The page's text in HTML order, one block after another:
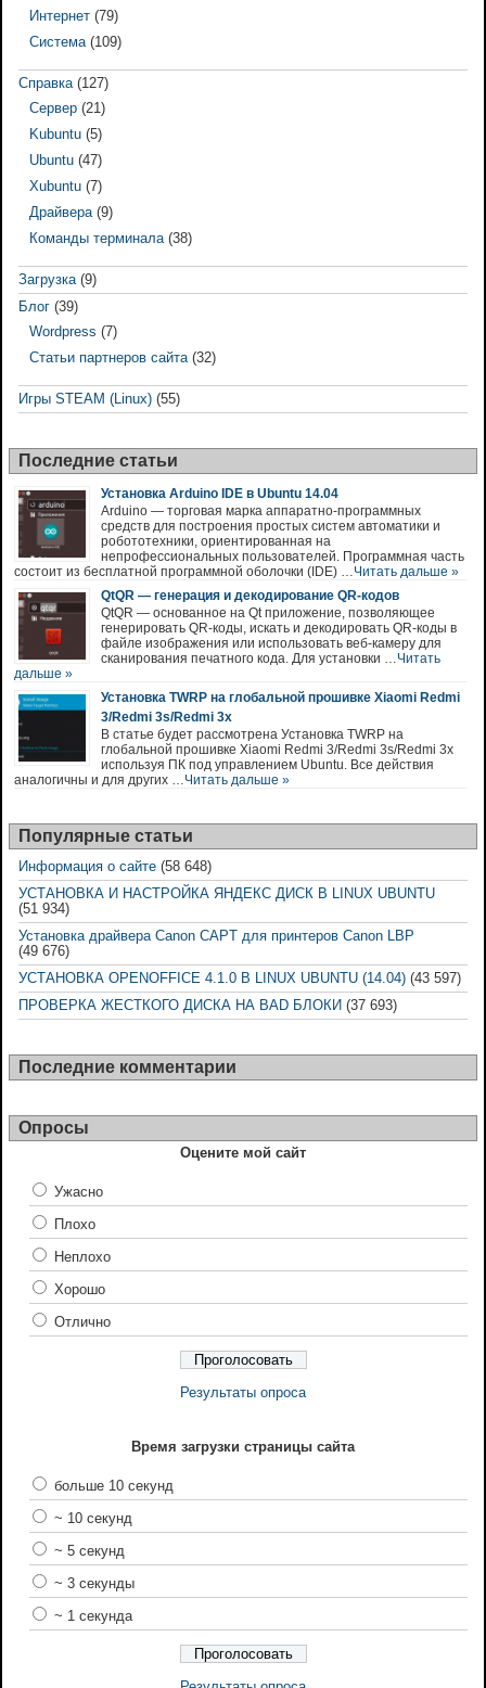
Интернет (79)
Система(109)
Справка(127)
Сервер (21)
Kubuntu (5)
Ubuntu (47)
Xubuntu (7)
Драйвера(9)
Команды терминала(38)
Загрузка(9)
Блог (39)
Wordpress (7)
Статьи партнеров сайта(32)
Игры STEAM (Linux) (55)
Последние статьи
Установка Arduino IDE в Ubuntu 14.04
Arduino — торговая марка аппаратно-программных
средств для построения простых систем автоматики и
робототехники, ориентированная на
непрофессиональных пользователей. Программная часть
состоит из бесплатной программной оболочки (IDE) …Читать дальше »
QtQR — генерация и декодирование QR-кодов
QtQR — основанное на Qt приложение, позволяющее
генерировать QR-коды, искать и декодировать QR-коды в
файле изображения или использовать веб-камеру для
сканирования печатного кода. Для установки …Читать
дальше »
Установка TWRP на глобальной прошивке Xiaomi Redmi
3/Redmi 3s/Redmi 3x
В статье будет рассмотрена Установка TWRP на
глобальной прошивке Xiaomi Redmi 3/Redmi 3s/Redmi 3x
используя ПК под управлением Ubuntu. Все действия
аналогичны и для других …Читать дальше »
Популярные статьи
Информация о сайте (58 648)
УСТАНОВКА И НАСТРОЙКА ЯНДЕКС ДИСК В LINUX UBUNTU
(51 934)
Установка драйвера Canon CAPT для принтеров Canon LBP
(49 676)
УСТАНОВКА OPENOFFICE 4.1.0 В LINUX UBUNTU (14.04) (43 597)
ПРОВЕРКА ЖЕСТКОГО ДИСКА НА BAD БЛОКИ (37 693)
Последние комментарии
Опросы
Оцените мой сайт
Ужасно
Плохо
Неплохо
Хорошо
Отлично
Результаты опроса
Время загрузки страницы сайта
больше 10 секунд
~ 10 секунд
~ 5 секунд
~ 3 секунды
~ 1 секунда